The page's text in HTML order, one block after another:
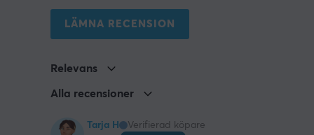
LÄMNA RECENSION
Relevans
Alla recensioner
Tarja H
Verifierad köpare